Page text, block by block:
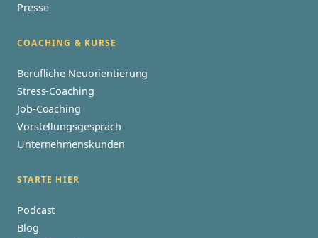
Presse
COACHING & KURSE
Berufliche Neuorientierung
Stress-Coaching
Job-Coaching
Vorstellungsgespräch
Unternehmenskunden
STARTE HIER
Podcast
Blog